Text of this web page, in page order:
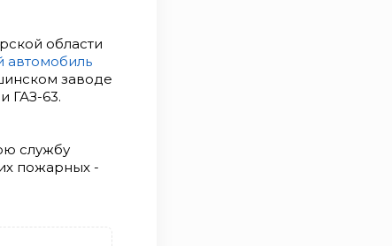
области
автомобиль
заводе
ГАЗ-63.
службу
пожарных -